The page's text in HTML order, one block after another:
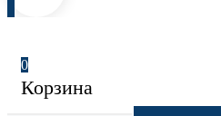
0
Корзина